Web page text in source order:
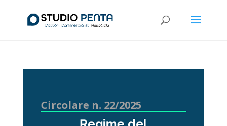
Circolare n. 22/2025